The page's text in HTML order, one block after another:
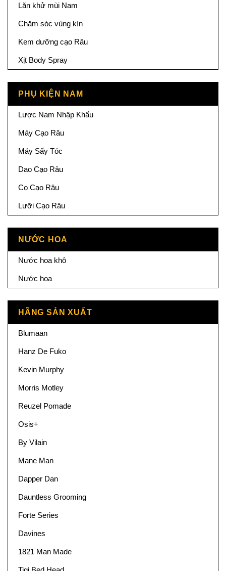
Lăn khử mùi Nam
Chăm sóc vùng kín
Kem dưỡng cạo Râu
Xịt Body Spray
PHỤ KIỆN NAM
Lược Nam Nhập Khẩu
Máy Cạo Râu
Máy Sấy Tóc
Dao Cạo Râu
Cọ Cạo Râu
Lưỡi Cạo Râu
NƯỚC HOA
Nước hoa khô
Nước hoa
HÃNG SẢN XUẤT
Blumaan
Hanz De Fuko
Kevin Murphy
Morris Motley
Reuzel Pomade
Osis+
By Vilain
Mane Man
Dapper Dan
Dauntless Grooming
Forte Series
Davines
1821 Man Made